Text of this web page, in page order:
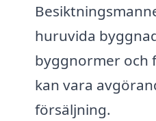
huruvida
byggnormer och
kan vara
försäljning.